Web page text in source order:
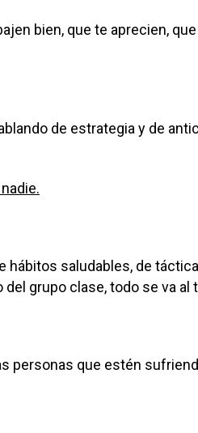
bien, que te aprecien,
de estrategia y de
hábitos saludables, de
grupo clase, todo se va al
personas que estén